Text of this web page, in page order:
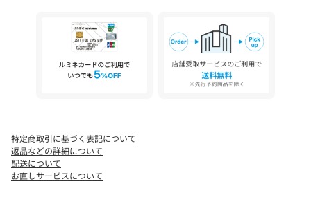
・キレイめにこなしやすい加工感・原料にオーガニックコットン
を使用し、より環境に負荷をかけないサスティナブルなアイテム
にアップデート。
・ストレッチ性があり、着心地も快適。
・前ファスナー
・裏地なし
※地球と社会のためにちょっと良いこと
特定商取引に基づく表記について
返品などの詳細について
配送について
お直しサービスについて